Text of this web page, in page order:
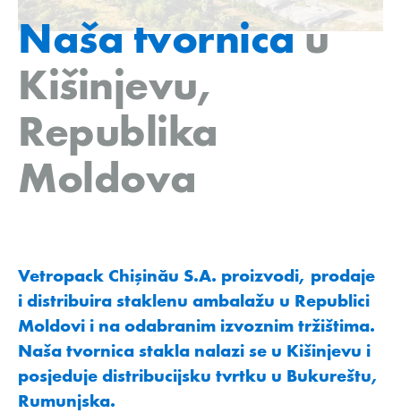
Naša tvornicau
Kišinjevu,
Republika
Moldova
Vetropack Chişinău S.A. proizvodi, prodaje
i distribuira staklenu ambalažu u Republici
Moldovi i na odabranim izvoznim tržištima.
Naša tvornica stakla nalazi se u Kišinjevu i
posjeduje distribucijsku tvrtku u Bukureštu,
Rumunjska.